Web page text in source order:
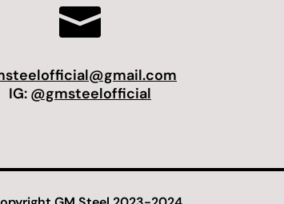

IG: @gmsteelofficial